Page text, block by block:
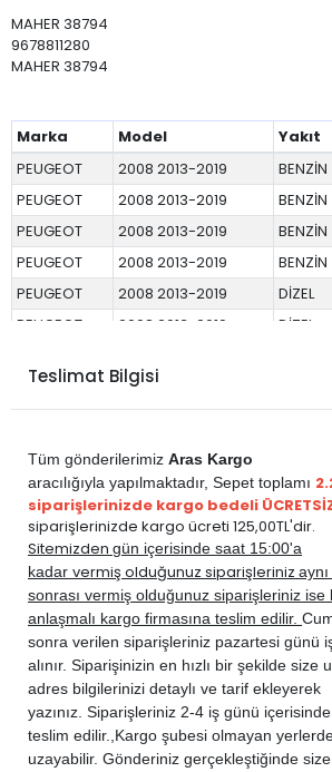
MAHER 38794
9678811280
MAHER 38794
Marka Model Yakıt
PEUGEOT
2008 2013-2019 BENZİN
PEUGEOT
2008 2013-2019 BENZİN
PEUGEOT
2008 2013-2019 BENZİN
PEUGEOT
2008 2013-2019 BENZİN
PEUGEOT
2008 2013-2019 DİZEL
PEUGEOT
2008 2013-2019 DİZEL
Teslimat Bilgisi
Tüm gönderilerimiz Aras Kargo
aracılığıyla yapılmaktadır, Sepet toplamı
siparişlerinizde kargo bedeli
siparişlerinizde kargo ücreti 125,00TL'dir.
Sitemizden gün içerisinde saat 15:00'a
kadar vermiş olduğunuz siparişleriniz
sonrası vermiş olduğunuz siparişleriniz ise
anlaşmalı kargo firmasına teslim edilir.
sonra verilen siparişleriniz pazartesi günü
alınır. Siparişinizin en hızlı bir şekilde size
adres bilgilerinizi detaylı ve tarif ekleyerek
yazınız. Siparişleriniz 2-4 iş günü
teslim edilir., Kargo şubesi olmayan
uzayabilir. Gönderiniz gerçekleştiğinde